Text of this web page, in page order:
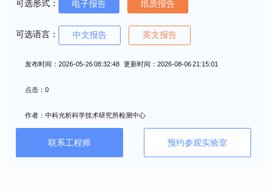
可选形式： 电子报告 纸质报告
可选语言： 中文报告 英文报告
发布时间：2026-05-26 08:32:48 更新时间：2026-08-06 21:15:01
点击：0
作者：中科光析科学技术研究所检测中心
联系工程师 预约参观实验室